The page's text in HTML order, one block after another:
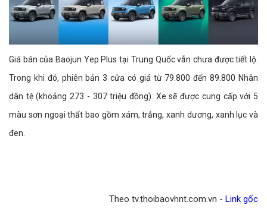
Giá bán của Baojun Yep Plus tại Trung Quốc vẫn chưa được tiết lộ.
Trong khi đó, phiên bản 3 cửa có giá từ 79.800 đến 89.800 Nhân
dân tệ (khoảng 273 - 307 triệu đồng). Xe sẽ được cung cấp với 5
màu sơn ngoại thất bao gồm xám, trắng, xanh dương, xanh lục và
đen.
Theo tv.thoibaovhnt.com.vn - Link gốc